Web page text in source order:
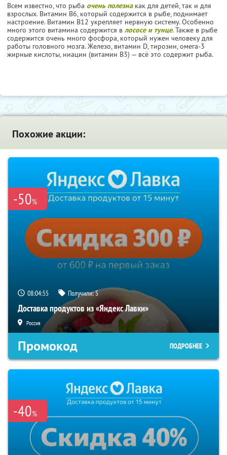
Всем известно, что рыба очень полезнакак для детей, так и для
взрослых. Витамин В6, который содержится в рыбе, поднимает
настроение. Витамин В12 укрепляет нервную систему. Особенно
много этого витамина содержится в лососе и тунце. Также в рыбе
содержится очень много фосфора, который нужен человеку для
работы головного мозга. Железо, витамин D, тирозин, омега-3
жирные кислоты, ниацин (витамин В3) — всё это содержит рыба.
Похожие акции:
-50%
08:04:54 Получили:5
Доставка продуктов из «Яндекс Лавки»
Россия
Промокод ПОДРОБНЕЕ
-40%